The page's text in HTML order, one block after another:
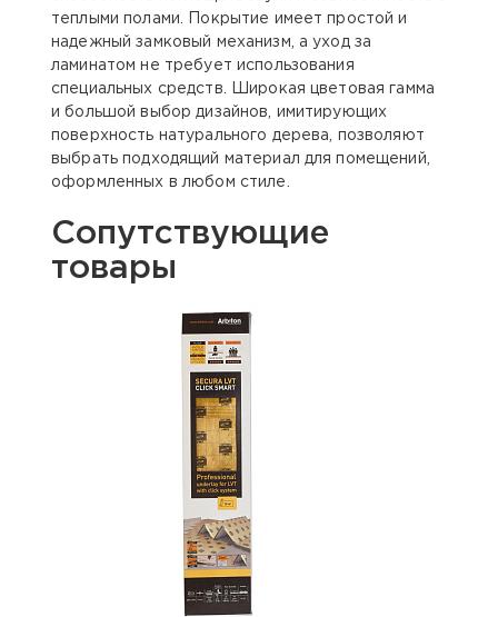
теплыми полами. Покрытие имеет простой и
надежный замковый механизм, а уход за
ламинатом не требует использования
специальных средств. Широкая цветовая гамма
и большой выбор дизайнов, имитирующих
поверхность натурального дерева, позволяют
выбрать подходящий материал для помещений,
оформленных в любом стиле.
Сопутствующие
товары